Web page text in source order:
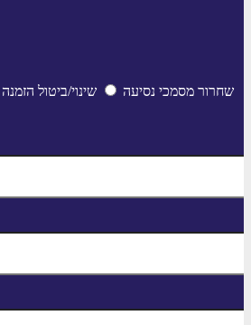
שחרור מסמכי נסיעה שינוי/ביטול הזמנה